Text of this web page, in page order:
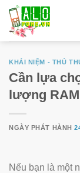
KHÁI NIỆM - THỦ
Cần lựa
lượng
NGÀY PHÁT HÀNH
Nếu bạn là một